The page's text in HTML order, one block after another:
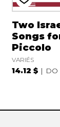
Two
Songs
Piccolo
VARIÉS
14.12 $ DO